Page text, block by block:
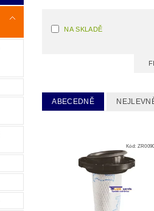
NA SKLADĚ
ABECEDNĚ
Kód: